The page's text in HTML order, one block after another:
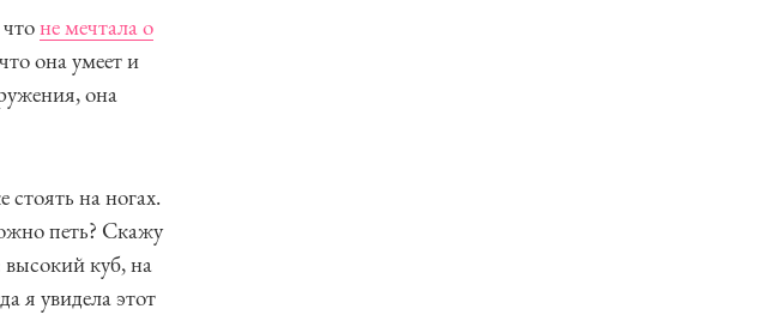
не мечтала о
она умеет и
она
на ногах.
петь? Скажу
куб, на
я увидела этот